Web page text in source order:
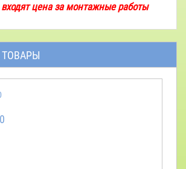
цена за монтажные работы